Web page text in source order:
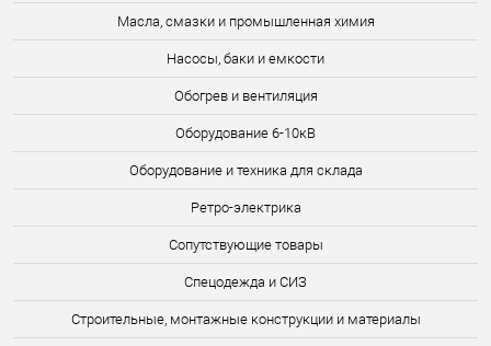
Масла, смазки и промышленная химия
Насосы, баки и емкости
Обогрев и вентиляция
Оборудование 6-10кВ
Оборудование и техника для склада
Ретро-электрика
Сопутствующие товары
Спецодежда и СИЗ
Строительные, монтажные конструкции и материалы